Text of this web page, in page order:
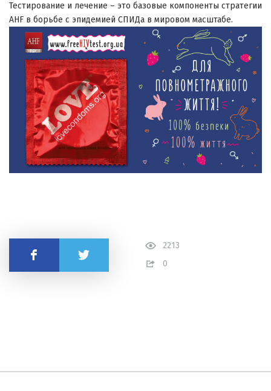
Тестирование и лечение – это базовые компоненты стратегии
AHF в борьбе с эпидемией СПИДа в мировом масштабе.
2213
0
Поделиться